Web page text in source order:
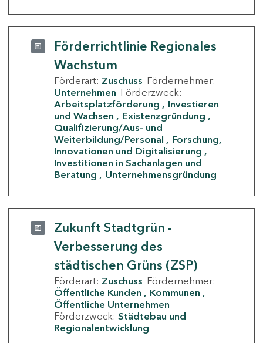
Förderrichtlinie Regionales
Wachstum
Förderart: Zuschuss Fördernehmer:
Unternehmen Förderzweck:
Arbeitsplatzförderung
Investieren
und Wachsen
Existenzgründung
Qualifizierung/Aus- und
Weiterbildung/Personal
Forschung,
Innovationen und Digitalisierung
Investitionen in Sachanlagen und
Beratung
Unternehmensgründung
Zukunft Stadtgrün -
Verbesserung des
städtischen Grüns (ZSP)
Förderart: Zuschuss Fördernehmer:
Öffentliche Kunden
Kommunen
Öffentliche Unternehmen
Förderzweck: Städtebau und
Regionalentwicklung